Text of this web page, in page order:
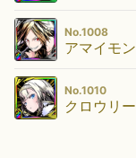
No.1008
アマイモン
No.1010
クロウリー